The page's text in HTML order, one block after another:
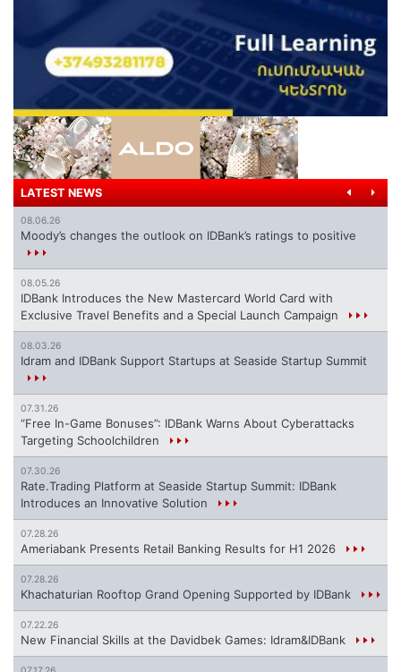
LATEST NEWS
08.06.26
Moody’s changes the outlook on IDBank’s ratings to positive
08.05.26
IDBank Introduces the New Mastercard World Card with
Exclusive Travel Benefits and a Special Launch Campaign
08.03.26
Idram and IDBank Support Startups at Seaside Startup Summit
07.31.26
“Free In-Game Bonuses”: IDBank Warns About Cyberattacks
Targeting Schoolchildren
07.30.26
Rate.Trading Platform at Seaside Startup Summit: IDBank
Introduces an Innovative Solution
07.28.26
Ameriabank Presents Retail Banking Results for H1 2026
07.28.26
Khachaturian Rooftop Grand Opening Supported by IDBank
07.22.26
New Financial Skills at the Davidbek Games: Idram&IDBank